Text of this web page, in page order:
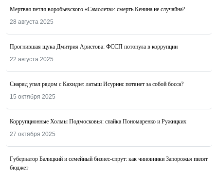
Мертвая петля воробьевского «Самолета»: смерть Кенина не случайна?
28 августа 2025
Прогнившая щука Дмитрия Аристова: ФССП потонула в коррупции
22 августа 2025
Снаряд упал рядом с Кахидзе: латыш Исуринс потянет за собой босса?
15 октября 2025
Коррупционные Холмы Подмосковья: спайка Пономаренко и Ружицких
27 октября 2025
Губернатор Балицкий и семейный бизнес-спрут: как чиновники Запорожья пилят
бюджет